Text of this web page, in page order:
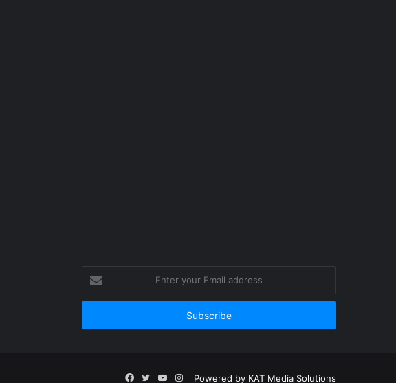
your
Email
Powered by KAT Media Solutions
Facebook
TwitterYouTube
Instagram